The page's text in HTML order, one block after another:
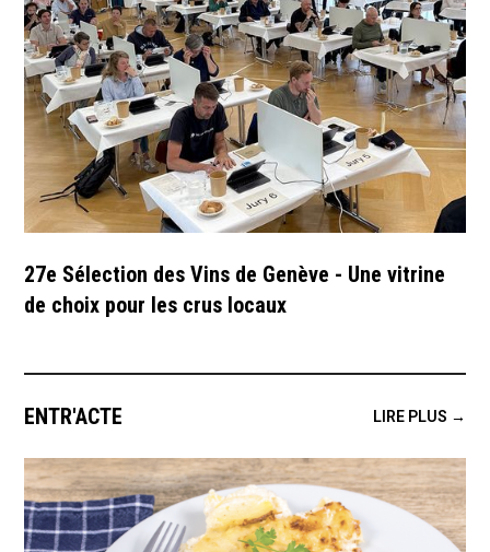
27e Sélection des Vins de Genève - Une vitrine
de choix pour les crus locaux
ENTR'ACTE LIRE PLUS →